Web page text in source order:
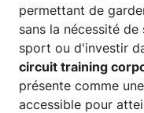
permettant de
sans la nécessité
sport ou d'investir
circuit training
présente comme
accessible pour